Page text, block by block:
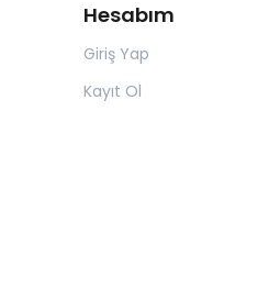
Hesabım
Giriş Yap
Kayıt Ol